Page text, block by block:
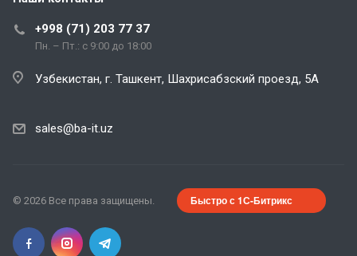
+998 (71) 203 77 37
Пн. – Пт.: с 9:00 до 18:00
Узбекистан, г. Ташкент, Шахрисабзский проезд, 5А
sales@ba-it.uz
© 2026 Все права защищены. Быстро с 1С-Битрикс